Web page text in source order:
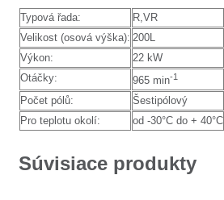
Typová řada:
R,VR
Velikost (osová výška): 200L
Výkon:
22 kW
Otáčky:
965 min-1
Počet pólů:
Šestipólový
Pro teplotu okolí:
od -30°C do + 40°C
Súvisiace produkty